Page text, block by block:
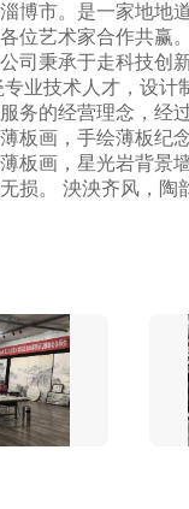
博市。是一家地地
位艺术家合作共赢
司秉承于走科技创
业技术人才，设计
务的经营理念，经
板画，手绘薄板纪
板画，星光岩背景
损。 泱泱齐风，陶